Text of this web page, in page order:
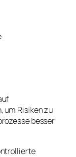
um Risiken zu
besser